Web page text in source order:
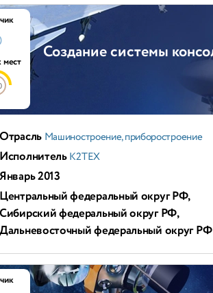
Создание системы
мест
Отрасль Машиностроение, приборостроение
ИсполнительК2ТЕХ
Январь 2013
Центральный федеральный округ РФ,
Сибирский федеральный округ РФ,
Дальневосточный федеральный округ РФ